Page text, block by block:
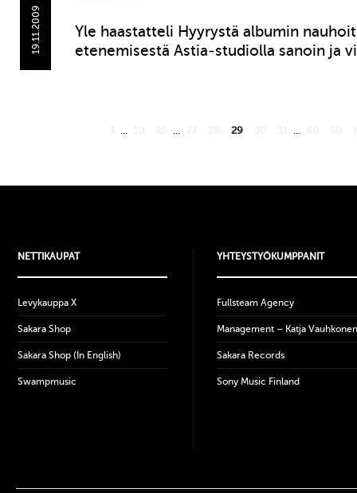
19.11.2009
Yle haastatteli Hyyrystä albumin
etenemisestä Astia-studiolla sanoin ja
... ... 29 ...
NETTIKAUPAT
Levykauppa X
Sakara Shop
Sakara Shop (In English)
Swampmusic
YHTEYSTYÖKUMPPANIT
Fullsteam Agency
Management – Katja Vauhkonen
Sakara Records
Sony Music Finland